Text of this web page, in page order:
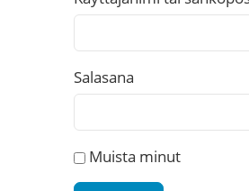
Salasana
Muista minut